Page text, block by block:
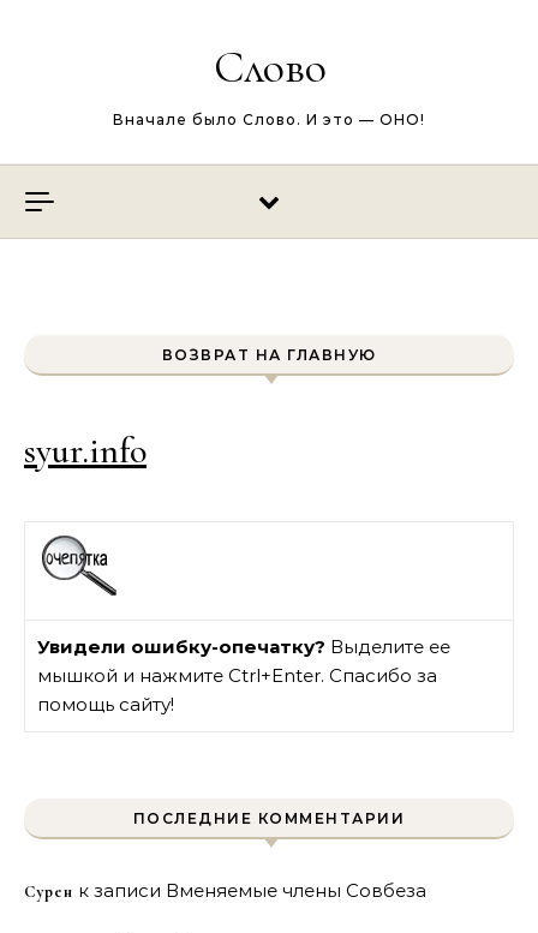
Слово
Вначале было Слово. И это — ОНО!
ВОЗВРАТ НА ГЛАВНУЮ
syur.info
Увидели ошибку-опечатку? Выделите ее
мышкой и нажмите Ctrl+Enter. Спасибо за
помощь сайту!
ПОСЛЕДНИЕ КОММЕНТАРИИ
Сурен к записи Вменяемые члены Совбеза